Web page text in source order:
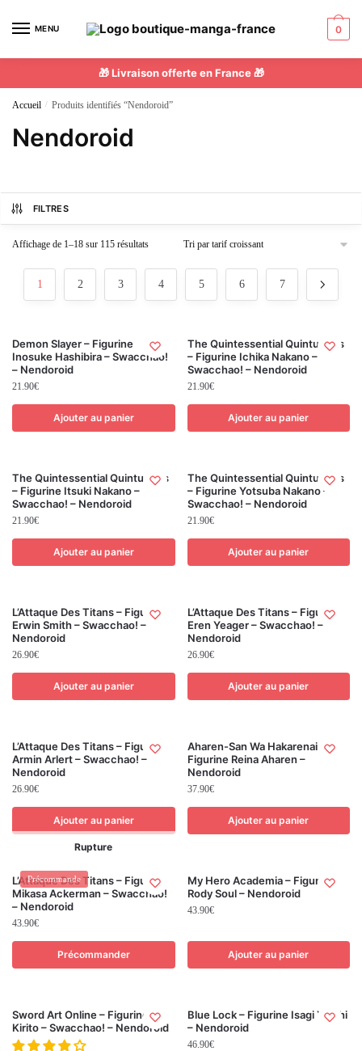
MENU 0
🎁 Livraison offerte en France 🎁
Accueil / Produits identifiés “Nendoroid”
Nendoroid
FILTRES
Affichage de 1–18 sur 115 résultats
1 2 3 4 5 6 7
Demon Slayer – Figurine
Inosuke Hashibira – Swacchao!
– Nendoroid
21.90€
Ajouter au panier
The Quintessential Quintuplets
– Figurine Ichika Nakano –
Swacchao! – Nendoroid
21.90€
Ajouter au panier
The Quintessential Quintuplets
– Figurine Itsuki Nakano –
Swacchao! – Nendoroid
21.90€
Ajouter au panier
The Quintessential Quintuplets
– Figurine Yotsuba Nakano –
Swacchao! – Nendoroid
21.90€
Ajouter au panier
L’Attaque Des Titans – Figurine
Erwin Smith – Swacchao! –
Nendoroid
26.90€
Ajouter au panier
L’Attaque Des Titans – Figurine
Eren Yeager – Swacchao! –
Nendoroid
26.90€
Ajouter au panier
L’Attaque Des Titans – Figurine
Armin Arlert – Swacchao! –
Nendoroid
26.90€
Ajouter au panier
Aharen-San Wa Hakarenai –
Figurine Reina Aharen –
Nendoroid
37.90€
Ajouter au panier
Précommande
Rupture
L’Attaque Des Titans – Figurine
Mikasa Ackerman – Swacchao!
– Nendoroid
43.90€
Précommander
My Hero Academia – Figurine
Rody Soul – Nendoroid
43.90€
Ajouter au panier
Sword Art Online – Figurine
Kirito – Swacchao! – Nendoroid
Blue Lock – Figurine Isagi Yoichi
– Nendoroid
46.90€